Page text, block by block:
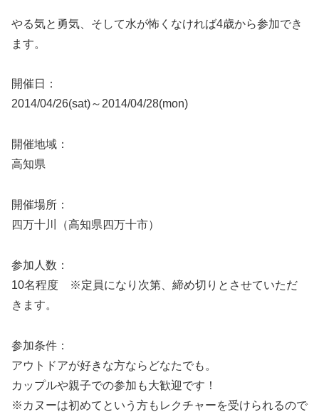
やる気と勇気、そして水が怖くなければ4歳から参加でき
ます。
開催日：
2014/04/26(sat)～2014/04/28(mon)
開催地域：
高知県
開催場所：
四万十川（高知県四万十市）
参加人数：
10名程度 ※定員になり次第、締め切りとさせていただ
きます。
参加条件：
アウトドアが好きな方ならどなたでも。
カップルや親子での参加も大歓迎です！
※カヌーは初めてという方もレクチャーを受けられるので